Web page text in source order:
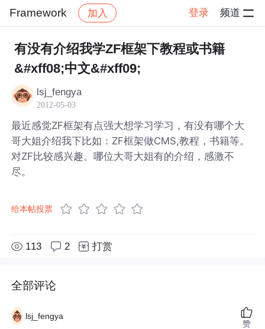
Framework 加入 登录 频道
社区 Framework 帖子详情
有没有介绍我学ZF框架下教程或书籍
&#xff08;中文&#xff09;
lsj_fengya
2012-05-03
最近感觉ZF框架有点强大想学习学习，有没有哪个大
哥大姐介绍我下比如：ZF框架做CMS,教程，书籍等。
对ZF比较感兴趣。哪位大哥大姐有的介绍，感激不
尽。
给本帖投票
113 2 打赏
全部评论
lsj_fengya
赞